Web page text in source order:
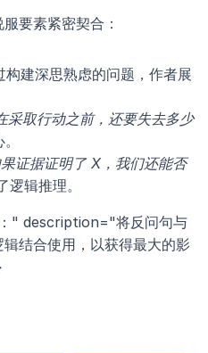
要素紧密契合：
构建深思熟虑的问题，作者展
采取行动之前，还要失去多少
果证据证明了 X，我们还能否
逻辑推理。
" description="将反问句与
结合使用，以获得最大的影